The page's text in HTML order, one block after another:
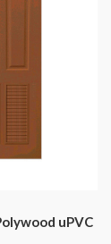
uPVC